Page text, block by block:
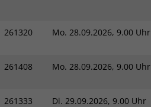
261320 Mo. 28.09.2026, 9.00 Uhr
261408 Mo. 28.09.2026, 9.00 Uhr
261333 Di. 29.09.2026, 9.00 Uhr